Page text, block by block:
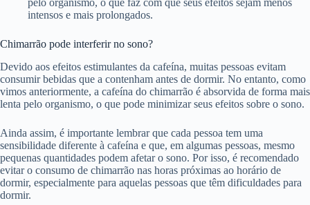
pelo organismo, o que faz com que seus efeitos sejam menos
intensos e mais prolongados.
Chimarrão pode interferir no sono?
Devido aos efeitos estimulantes da cafeína, muitas pessoas evitam
consumir bebidas que a contenham antes de dormir. No entanto, como
vimos anteriormente, a cafeína do chimarrão é absorvida de forma mais
lenta pelo organismo, o que pode minimizar seus efeitos sobre o sono.
Ainda assim, é importante lembrar que cada pessoa tem uma
sensibilidade diferente à cafeína e que, em algumas pessoas, mesmo
pequenas quantidades podem afetar o sono. Por isso, é recomendado
evitar o consumo de chimarrão nas horas próximas ao horário de
dormir, especialmente para aquelas pessoas que têm dificuldades para
dormir.